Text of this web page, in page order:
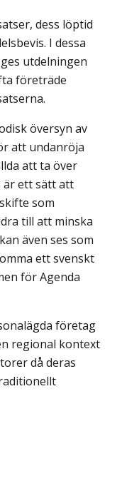
dess löptid
I dessa
utdelningen
företräde
översyn av
att undanröja
att ta över
är ett sätt att
som
till att minska
även ses som
ett svenskt
för Agenda
företag
regional kontext
då deras